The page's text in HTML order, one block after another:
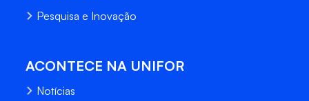
Pesquisa e Inovação
ACONTECE NA UNIFOR
Notícias